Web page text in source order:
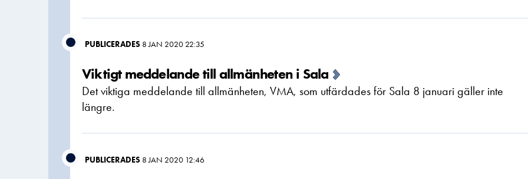
PUBLICERADES 8 JAN 2020 22:35
Viktigt meddelande till allmänheten i Sala
Det viktiga meddelande till allmänheten, VMA, som utfärdades för Sala 8 januari gäller inte
längre.
PUBLICERADES 8 JAN 2020 12:46